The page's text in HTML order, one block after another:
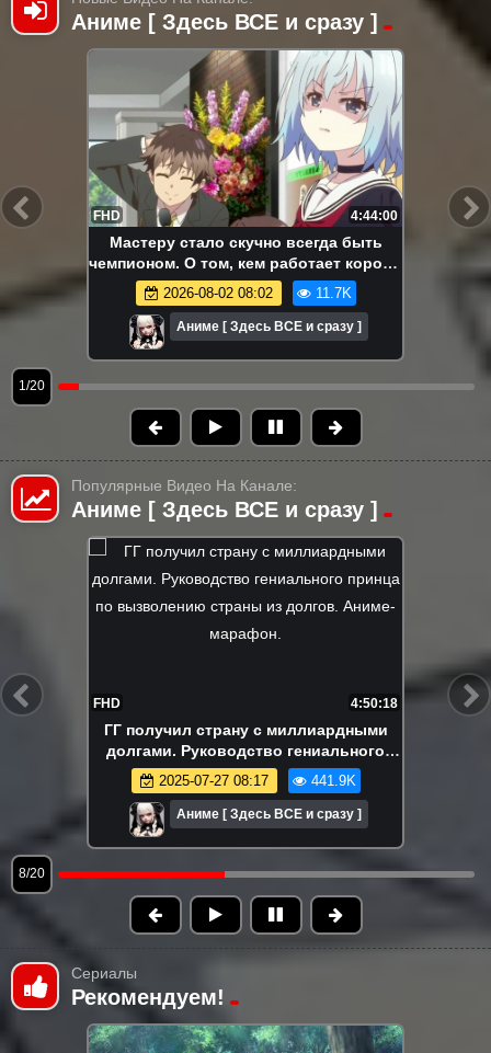
Аниме [ Здесь ВСЕ и сразу ]
FHD 4:44:00
Мастеру стало скучно всегда быть
чемпионом. О том, кем работает король
драконов. Аниме-марафон. Все серии
подряд.
2026-08-02 08:02 11.7K
Аниме [ Здесь ВСЕ и сразу ]
1/20
Популярные Видео На Канале:
Аниме [ Здесь ВСЕ и сразу ]
FHD 4:40:60
Его бросили в лесу, заместо супер
навыков. На самом деле я самый
сильный? Аниме-марафон. Все серии
подряд.
2025-06-01 08:56 396.2K
Аниме [ Здесь ВСЕ и сразу ]
9/20
Сериалы
Рекомендуем!